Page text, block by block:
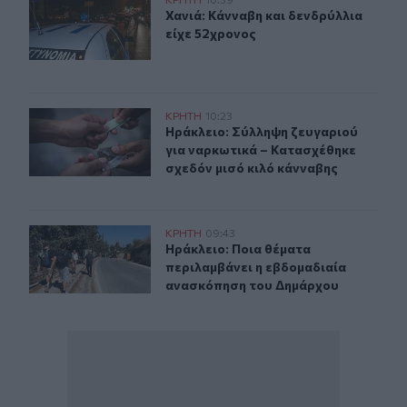
Χανιά: Κάνναβη και δενδρύλλια
Χανιά: Κάνναβη και δενδρύλλια
είχε 52χρονος
Ηράκλειο: Σύλληψη ζευγαριού για ναρκωτικά –
ΚΡΗΤΗ 10:23
Ηράκλειο: Σύλληψη ζευγαριού για
Ηράκλειο: Σύλληψη ζευγαριού
για ναρκωτικά – Κατασχέθηκε
σχεδόν μισό κιλό κάνναβης
Ηράκλειο: Ποια θέματα περιλαμβάνει η εβδομαδιαία
ΚΡΗΤΗ 09:43
Ηράκλειο: Ποια θέματα
Ηράκλειο: Ποια θέματα
περιλαμβάνει η εβδομαδιαία
ανασκόπηση του Δημάρχου